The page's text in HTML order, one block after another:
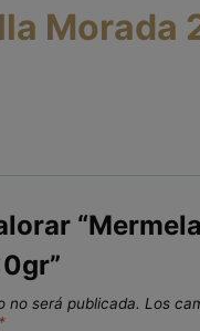
Morada
no será publicada. Los
*